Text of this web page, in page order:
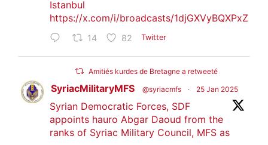
Istanbul
https://x.com/i/broadcasts/1djGXVyBQXPxZ
14 82 Twitter
Amitiés kurdes de Bretagne a retweeté
SyriacMilitaryMFS @syriacmfs · 25 Jan 2025
Syrian Democratic Forces, SDF
appoints hauro Abgar Daoud from the
ranks of Syriac Military Council, MFS as